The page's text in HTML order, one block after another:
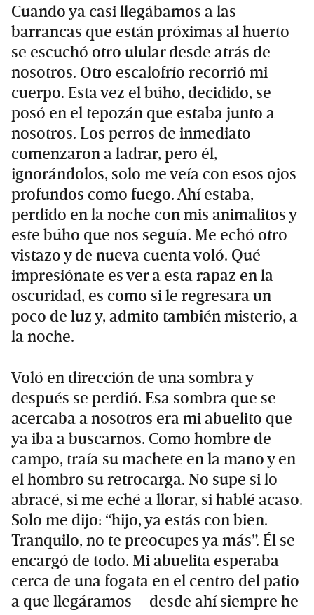
Cuando ya casi llegábamos a las
barrancas que están próximas al huerto
se escuchó otro ulular desde atrás de
nosotros. Otro escalofrío recorrió mi
cuerpo. Esta vez el búho, decidido, se
posó en el tepozán que estaba junto a
nosotros. Los perros de inmediato
comenzaron a ladrar, pero él,
ignorándolos, solo me veía con esos ojos
profundos como fuego. Ahí estaba,
perdido en la noche con mis animalitos y
este búho que nos seguía. Me echó otro
vistazo y de nueva cuenta voló. Qué
impresiónate es ver a esta rapaz en la
oscuridad, es como si le regresara un
poco de luz y, admito también misterio, a
la noche.
Voló en dirección de una sombra y
después se perdió. Esa sombra que se
acercaba a nosotros era mi abuelito que
ya iba a buscarnos. Como hombre de
campo, traía su machete en la mano y en
el hombro su retrocarga. No supe si lo
abracé, si me eché a llorar, si hablé acaso.
Solo me dijo: “hijo, ya estás con bien.
Tranquilo, no te preocupes ya más”. Él se
encargó de todo. Mi abuelita esperaba
cerca de una fogata en el centro del patio
a que llegáramos —desde ahí siempre he